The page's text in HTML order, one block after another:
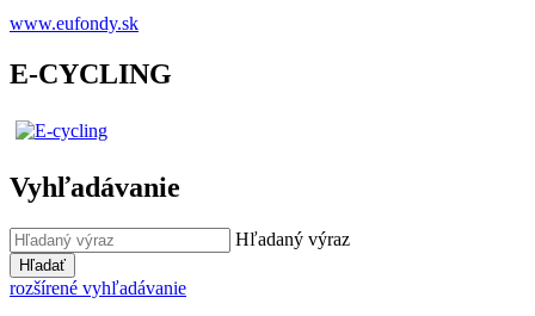
www.eufondy.sk
E-CYCLING
Vyhľadávanie
Hľadaný výraz
Hľadať
rozšírené vyhľadávanie